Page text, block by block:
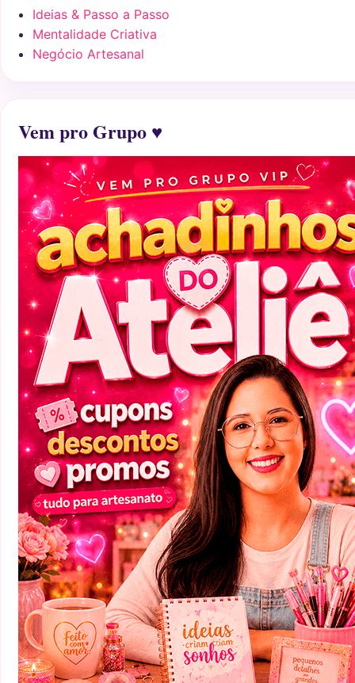
Ideias & Passo a Passo
Mentalidade Criativa
Negócio Artesanal
Vem pro Grupo ♥